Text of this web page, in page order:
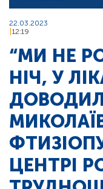
22.03.2023
12:19
“МИ НЕ
НІЧ, У
ЦЕНТРІ